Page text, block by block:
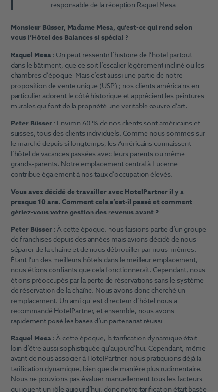
responsable de la réception Raquel Mesa
Monsieur Büsser, Madame Mesa, qu’est-ce qui rend selon
vous l’Hôtel des Balances si spécial ?
Raquel Mesa :On peut ressentir l’histoire de l’hôtel partout
dans le bâtiment, que ce soit l’escalier légèrement incliné ou les
chambres d’époque. Mais c’est aussi une partie de notre
proposition de vente unique (USP) ; nos clients américains en
particulier adorent le côté historique et apprécient les peintures
murales qui font de la propriété une véritable œuvre d’art.
Peter Büsser : Environ 60 % de nos clients sont américains et
suisses, tous des clients individuels. Comme nous sommes sur
le marché depuis si longtemps, les Américains connaissent
l’hôtel de vacances passées avec leurs parents ou même
grands-parents. Notre emplacement central à Lucerne
contribue également à nos taux d’occupation élevés.
Vous avez décidé de travailler avec HotelPartner il y a
presque 10 ans. Comment cela s’est-il passé et comment
gériez-vous votre gestion des revenus avant ?
Peter Büsser :À cette époque, nous faisions partie d’un groupe
de franchises depuis des années mais avions décidé de nous
séparer de la chaîne et de nous débrouiller par nous-mêmes.
Étant l’un des meilleurs hôtels dans le meilleur emplacement,
nous étions confiants que cela fonctionnerait. Cependant, nous
étions préoccupés par la perte de réservations sans le système
de réservation de la chaîne. Nous avons donc cherché un
remplacement. Un ami qui est directeur d’hôtel nous a
recommandé HotelPartner, et ensemble, nous avons
rapidement posé les bases d’un partenariat réussi.
Raquel Mesa :À cette époque, la tarification dynamique était
loin d’être aussi sophistiquée qu’aujourd’hui. Cependant, même
avant de nous associer à HotelPartner, nous pratiquions déjà la
tarification dynamique, bien que de manière plus rudimentaire.
Nous ne pouvions pas évaluer manuellement tous les facteurs
qui jouent un rôle aujourd’hui, donc notre tarification était basée